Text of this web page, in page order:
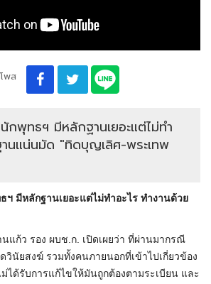
พส
กพุทธฯ มีหลักฐานเยอะแต่ไม่ทำ
านแน่นมัด "ทิดบุญเลิศ-พระเทพ
มีหลักฐานเยอะแต่ไม่ทำอะไร ทำงานด้วย
แก้ว รอง ผบช.ก. เปิดเผยว่า ที่ผ่านมากรณี
ดวินัยสงฆ์ รวมทั้งคนภายนอกที่เข้าไปเกี่ยวข้อง
ได้รับการแก้ไขให้มันถูกต้องตามระเบียน และ